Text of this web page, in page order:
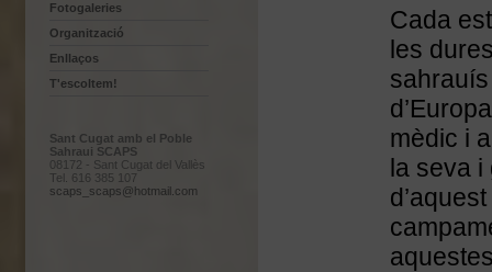
Fotogaleries
Organització
Enllaços
T'escoltem!
Sant Cugat amb el Poble
Sahraui SCAPS
08172 - Sant Cugat del Vallès
Tel. 616 385 107
scaps_scaps@hotmail.com
Cada
les
mèdic i
la seva i